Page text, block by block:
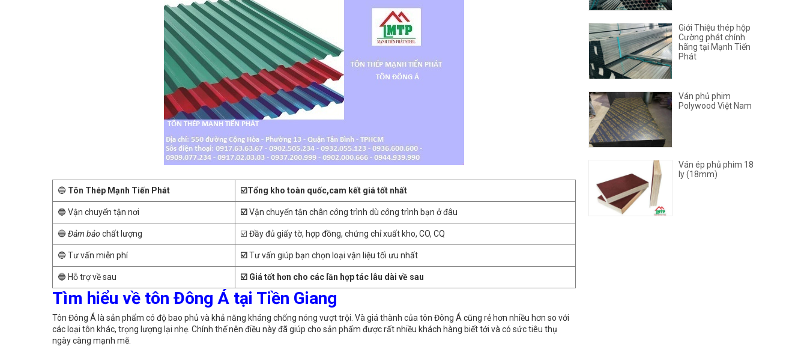
🔵 Tôn Thép Mạnh Tiến Phát ☑️Tổng kho toàn quốc,cam kết giá tốt nhất
🔵 Vận chuyển tận nơi ☑️Vận chuyển tận chân công trình dù công trình bạn ở đâu
🔵Đảm bảo chất lượng ☑️ Đầy đủ giấy tờ, hợp đồng, chứng chỉ xuất kho, CO, CQ
🔵 Tư vấn miễn phí ☑️Tư vấn giúp bạn chọn loại vận liệu tối ưu nhất
🔵 Hỗ trợ về sau ☑️ Giá tốt hơn cho các lần hợp tác lâu dài về sau
Tìm hiểu về tôn Đông Á tại Tiền Giang
Tôn Đông Á là sản phẩm có độ bao phủ và khả năng kháng chống nóng vượt trội. Và giá thành của tôn Đông Á cũng rẻ hơn nhiều hơn so với
các loại tôn khác, trọng lượng lại nhẹ. Chính thế nên điều này đã giúp cho sản phẩm được rất nhiều khách hàng biết tới và có sức tiêu thụ
ngày càng mạnh mẽ.
Giới Thiệu thép hộp
Cường phát chính
hãng tại Mạnh Tiến
Phát
Ván phủ phim
Polywood Việt Nam
Ván ép phủ phim 18
ly (18mm)